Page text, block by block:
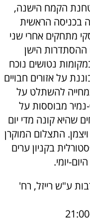
הקמח הישנה,
בכניסה הראשית
מתחקים אחרי שני
ההסתדרות הישן
נטושים נוכח
על אזורים חבויים
להשתלט על
נמיר מבוססות על
שהיא קונה מדי יום
התצלום המוקרן
בקניון ערים
יומי.
ע"ש רייזל, רח'